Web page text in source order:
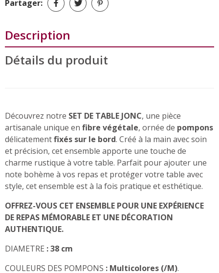
Partager:
Description
Détails du produit
Découvrez notre SET DE TABLE JONC, une pièce
artisanale unique en fibre végétale, ornée de pompons
délicatementfixés sur le bord. Créé à la main avec soin
et précision, cet ensemble apporte une touche de
charme rustique à votre table. Parfait pour ajouter une
note bohème à vos repas et protéger votre table avec
style, cet ensemble est à la fois pratique et esthétique.
OFFREZ-VOUS CET ENSEMBLE POUR UNE EXPÉRIENCE
DE REPAS MÉMORABLE ET UNE DÉCORATION
AUTHENTIQUE.
DIAMETRE :38 cm
COULEURS DES POMPONS : Multicolores (/M).